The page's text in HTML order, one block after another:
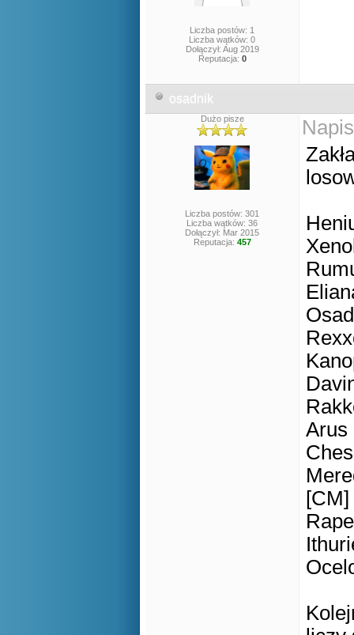
Liczba postów: 1
Liczba wątków: 0
Dołączył: Aug 2019
Reputacja: 0
osadnik
Dużo pisze
Liczba postów: 301
Liczba wątków: 36
Dołączył: Mar 2015
Reputacja: 457
Arus